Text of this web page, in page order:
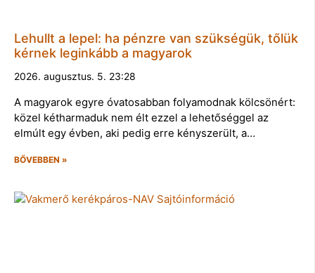
Lehullt a lepel: ha pénzre van szükségük, tőlük
kérnek leginkább a magyarok
2026. augusztus. 5. 23:28
A magyarok egyre óvatosabban folyamodnak kölcsönért:
közel kétharmaduk nem élt ezzel a lehetőséggel az
elmúlt egy évben, aki pedig erre kényszerült, a…
BŐVEBBEN »